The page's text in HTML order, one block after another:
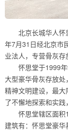
北京长城华人
年7月31日经北京市
业法人，专营骨灰存
怀思堂于1999
大型豪华骨灰存放
精神文明建设，最
了不懈地探索和实践
怀思堂辖区面
建筑有：怀思堂豪华